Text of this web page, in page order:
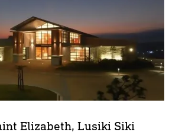
Elizabeth, Lusiki Siki